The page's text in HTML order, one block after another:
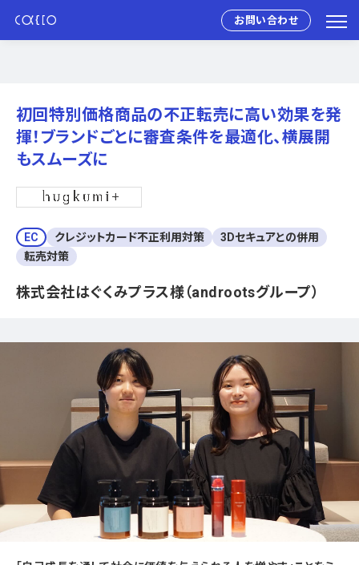
お問い合わせ
初回特別価格商品の不正転売に高い効果を発
揮！ブランドごとに審査条件を最適化、横展開
もスムーズに
EC クレジットカード不正利用対策
3Dセキュアとの併用
転売対策
株式会社はぐくみプラス様（androotsグループ）